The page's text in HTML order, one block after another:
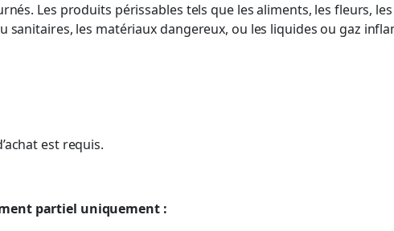
Les produits périssables tels que les aliments, les fleurs,
sanitaires, les matériaux dangereux, ou les liquides ou gaz
est requis.
partiel uniquement :